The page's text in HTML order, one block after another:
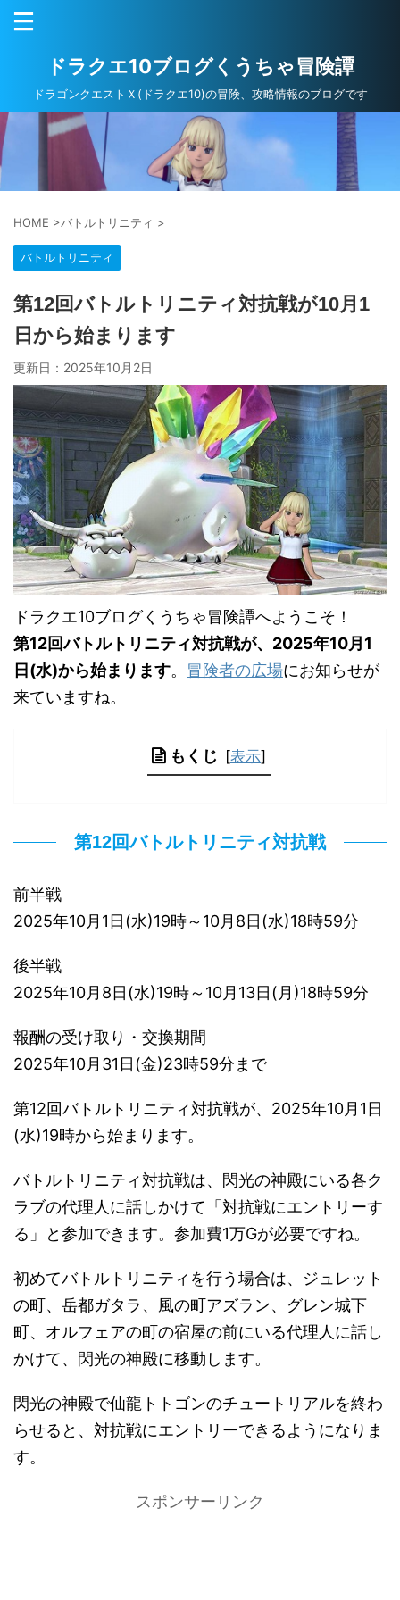
ドラクエ10ブログくうちゃ冒険譚
ドラゴンクエストＸ(ドラクエ10)の冒険、攻略情報のブログです
HOME >バトルトリニティ >
バトルトリニティ
第12回バトルトリニティ対抗戦が10月1
日から始まります
更新日： 2025年10月2日
ドラクエ10ブログくうちゃ冒険譚へようこそ！
第12回バトルトリニティ対抗戦が、2025年10月1
日(水)から始まります。 冒険者の広場にお知らせが
来ていますね。
もくじ [表示]
第12回バトルトリニティ対抗戦
前半戦
2025年10月1日(水)19時～10月8日(水)18時59分
後半戦
2025年10月8日(水)19時～10月13日(月)18時59分
報酬の受け取り・交換期間
2025年10月31日(金)23時59分まで
第12回バトルトリニティ対抗戦が、2025年10月1日
(水)19時から始まります。
バトルトリニティ対抗戦は、閃光の神殿にいる各ク
ラブの代理人に話しかけて「対抗戦にエントリーす
る」と参加できます。参加費1万Gが必要ですね。
初めてバトルトリニティを行う場合は、ジュレット
の町、岳都ガタラ、風の町アズラン、グレン城下
町、オルフェアの町の宿屋の前にいる代理人に話し
かけて、閃光の神殿に移動します。
閃光の神殿で仙龍トトゴンのチュートリアルを終わ
らせると、対抗戦にエントリーできるようになりま
す。
スポンサーリンク